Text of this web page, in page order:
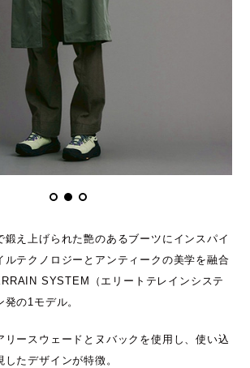
鍛え上げられた艶のあるブーツにインスパイ
ルテクノロジーとアンティークの美学を融合
SYSTEM（エリートテレインシステ
の1モデル。
リースウェードとヌバックを使用し、使い込
たデザインが特徴。